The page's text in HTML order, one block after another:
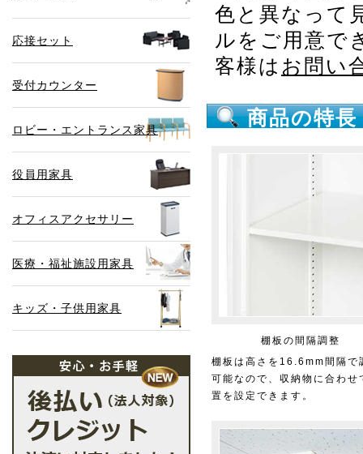
応接セット
受付カウンター
ロビー・エントランス家具
役員用家具
オフィスアクセサリー
医療・福祉施設用家具
キッズ・子供用家具
色と異なって
ルをご用意で
客様は お問い
商品の特長
棚板の間隔調整
棚板は高さを16.6mm間隔で
可能なので、収納物に合わせ
置を設定できます。